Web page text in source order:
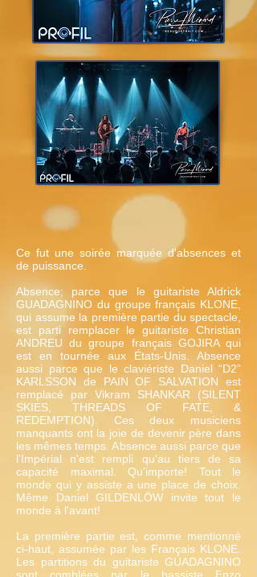
Ce fut une soirée marquée d'absences et
de puissance.
Absence; parce que le guitariste Aldrick
GUADAGNINO du groupe français KLONE,
qui assume la première partie du spectacle,
est parti remplacer le guitariste Christian
ANDREU du groupe français GOJIRA qui
est en tournée aux États-Unis. Absence
aussi parce que le claviériste Daniel “D2”
KARLSSON de PAIN OF SALVATION est
remplacé par Vikram SHANKAR (SILENT
SKIES, THREADS OF FATE, &
REDEMPTION). Ces deux musiciens
manquants ont la joie de devenir père dans
les mêmes temps. Absence aussi parce que
l'Impérial n'est rempli qu'au tiers de sa
capacité maximal. Qu'importe! Tout le
monde qui y assiste a une place de choix.
Même Daniel GILDENLÖW invite tout le
monde à l'avant!
La première partie est, comme mentionné
ci-haut, assumée par les Français KLONE.
Les partitions du guitariste GUADAGNINO